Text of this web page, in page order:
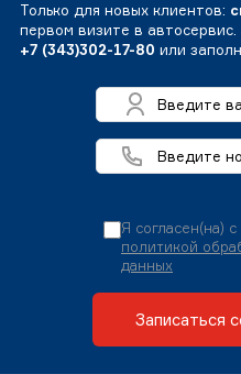
Только для новых клиентов:
первом визите в
+7 (343)302-17-80 или
Я согласен(на) с
политикой
данных
Записаться